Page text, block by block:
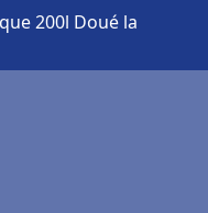
200l Doué la